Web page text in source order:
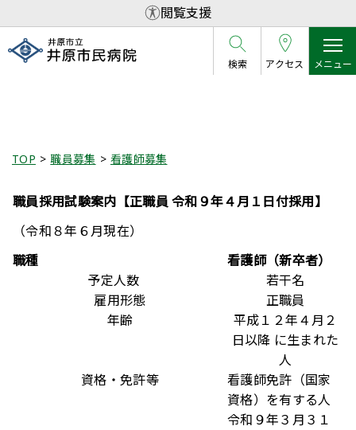
閲覧支援
検索 アクセス メニュー
TOP 職員募集 看護師募集
職員採用試験案内【正職員 令和９年４月１日付採用】
（令和８年６月現在）
職種
看護師（新卒者）
予定人数
若干名
雇用形態
正職員
年齢
平成１２年４月２
日以降 に生まれた
人
資格・免許等
看護師免許（国家
資格）を有する人
令和９年３月３１